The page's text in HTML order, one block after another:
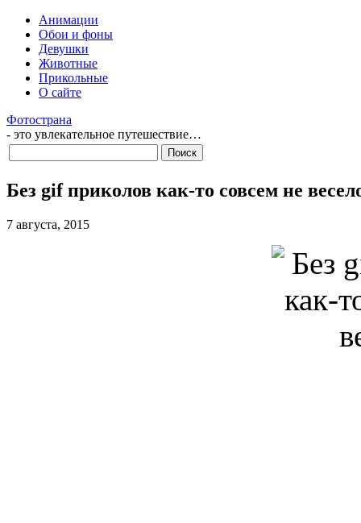
Анимации
Обои и фоны
Девушки
Животные
Прикольные
О сайте
Фотострана
- это увлекательное путешествие…
Без gif приколов как-то совсем не
7 августа, 2015